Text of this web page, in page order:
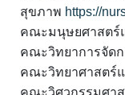
สุขภาพ https://
คณะมนุษยศาสตร์
คณะวิทยาการจัดก
คณะวิทยาศาสตร์